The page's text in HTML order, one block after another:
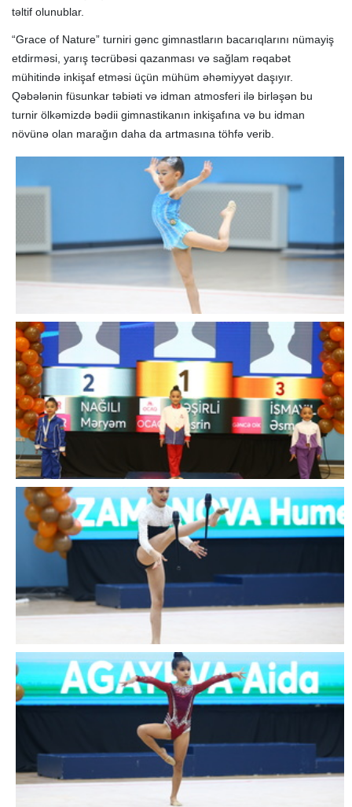
təltif olunublar.
“Grace of Nature” turniri gənc gimnastların bacarıqlarını nümayiş
etdirməsi, yarış təcrübəsi qazanması və sağlam rəqabət
mühitində inkişaf etməsi üçün mühüm əhəmiyyət daşıyır.
Qəbələnin füsunkar təbiəti və idman atmosferi ilə birləşən bu
turnir ölkəmizdə bədii gimnastikanın inkişafına və bu idman
növünə olan marağın daha da artmasına töhfə verib.